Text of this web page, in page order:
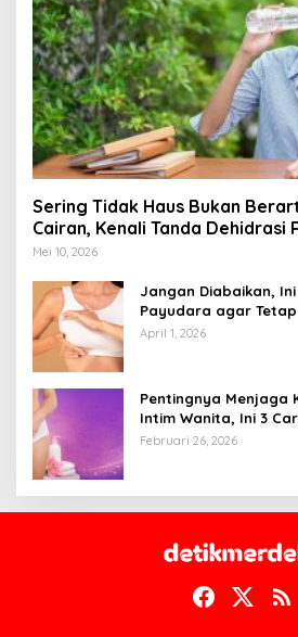
Sering Tidak Haus Bukan
Cairan, Kenali Tanda Dehidrasi
Mei 10, 2026
Jangan Diabaikan,
Payudara agar
dari Risiko Penyakit
April 1, 2026
Pentingnya Menjaga
Intim Wanita, Ini 3
Tetap Bersih
Februari 26, 2026